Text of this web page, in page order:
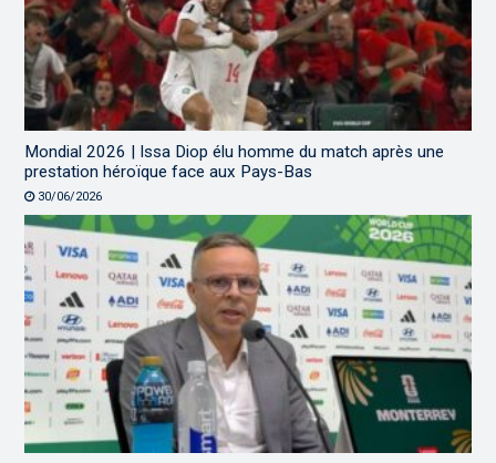
Mondial 2026 | Issa Diop élu homme du match après une
prestation héroïque face aux Pays-Bas
30/06/2026